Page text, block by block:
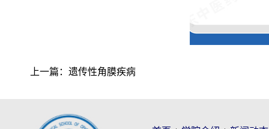
上一篇： 遗传性角膜疾病